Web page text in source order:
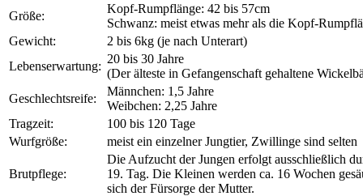
Größe:
Kopf-Rumpflänge: 42 bis 57cm
Schwanz: meist etwas mehr als die Kopf-
Gewicht:
2 bis 6kg (je nach Unterart)
Lebenserwartung:
20 bis 30 Jahre
(Der älteste in Gefangenschaft gehaltene
Geschlechtsreife:
Männchen: 1,5 Jahre
Weibchen: 2,25 Jahre
Tragzeit:
100 bis 120 Tage
Wurfgröße:
meist ein einzelner Jungtier, Zwillinge sind selten
Brutpflege:
Die Aufzucht der Jungen erfolgt ausschließlich
19. Tag. Die Kleinen werden ca. 16 Wochen
sich der Fürsorge der Mutter.